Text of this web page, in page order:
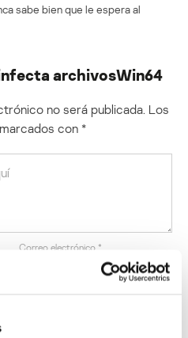
sabe bien que le espera al
archivosWin64
no será publicada. Los
con *
Correo electrónico *